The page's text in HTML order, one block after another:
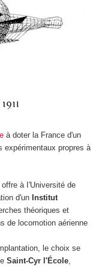
à doter la France d'un
expérimentaux propres à
à I'Université de
d'unInstitut
théoriques et
de locomotion aérienne
le choix se
Saint-Cyr l'École,